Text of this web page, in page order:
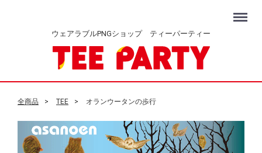
ウェアラブルPNGショップ ティーパーティー
Menu
全商品 TEE オランウータンの歩行